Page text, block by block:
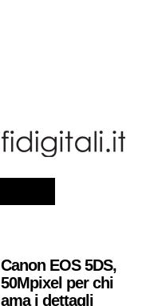
Canon EOS 5DS,
50Mpixel per chi
ama i dettagli